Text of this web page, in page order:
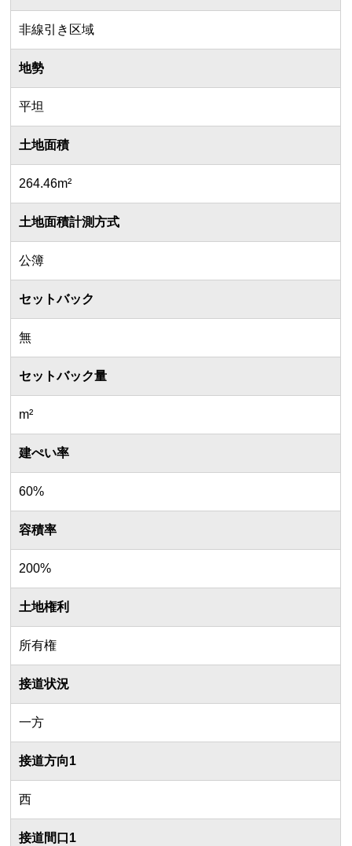
非線引き区域
地勢
平坦
土地面積
264.46m²
土地面積計測方式
公簿
セットバック
無
セットバック量
m²
建ぺい率
60%
容積率
200%
土地権利
所有権
接道状況
一方
接道方向1
西
接道間口1